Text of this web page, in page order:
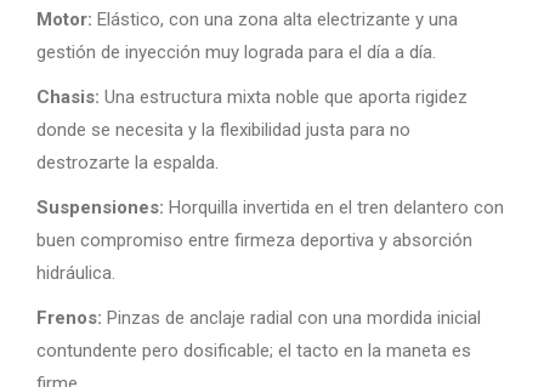
Motor: Elástico, con una zona alta electrizante y una
gestión de inyección muy lograda para el día a día.
Chasis: Una estructura mixta noble que aporta rigidez
donde se necesita y la flexibilidad justa para no
destrozarte la espalda.
Suspensiones: Horquilla invertida en el tren delantero con
buen compromiso entre firmeza deportiva y absorción
hidráulica.
Frenos: Pinzas de anclaje radial con una mordida inicial
contundente pero dosificable; el tacto en la maneta es